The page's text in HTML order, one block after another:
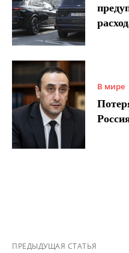
В мире
ПРЕДЫДУЩАЯ СТАТЬЯ